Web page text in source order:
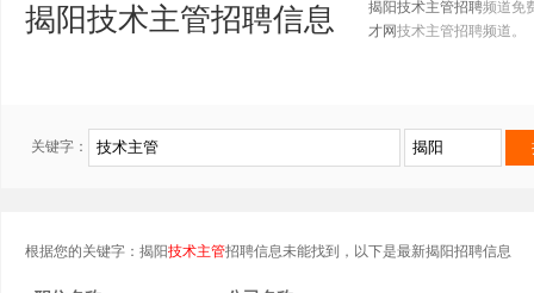
揭阳技术主管招聘信息 揭阳技术主管招聘频道免
才网技术主管招聘频道。
关键字：
根据您的关键字：揭阳技术主管招聘信息未能找到，以下是最新揭阳招聘信息